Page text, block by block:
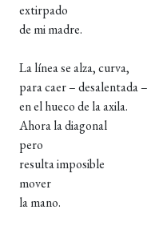
extirpado
de mi madre.
La línea se alza, curva,
para caer – desalentada –
en el hueco de la axila.
Ahora la diagonal
pero
resulta imposible
mover
la mano.